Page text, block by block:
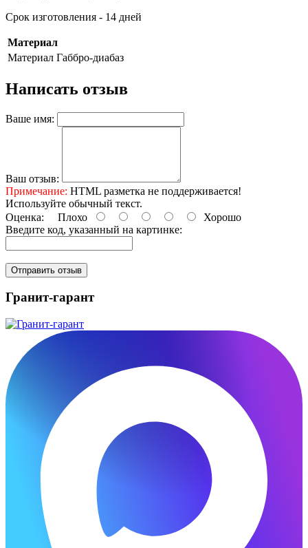
Срок изготовления - 14 дней
Материал
Материал Габбро-диабаз
Написать отзыв
Ваше имя:
Ваш отзыв:
Примечание: HTML разметка не поддерживается!
Используйте обычный текст.
Оценка: Плохо
Хорошо
Введите код, указанный на картинке:
Отправить отзыв
Гранит-гарант